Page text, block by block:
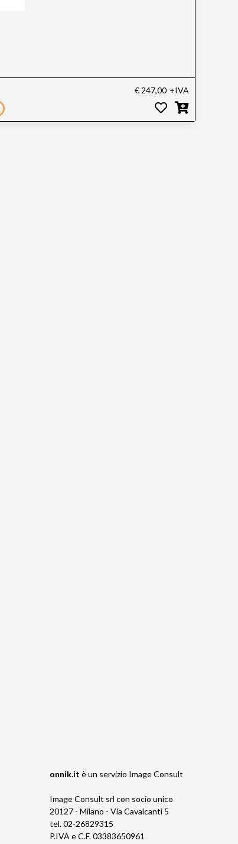
€ 247,00 +IVA
onnik.it è un servizio Image Consult
Image Consult srl con socio unico
20127 - Milano - Via Cavalcanti 5
tel. 02-26829315
P.IVA e C.F. 03383650961